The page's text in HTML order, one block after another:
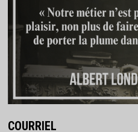
COURRIEL